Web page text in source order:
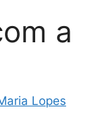
a
Lopes